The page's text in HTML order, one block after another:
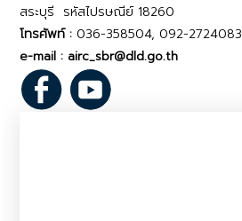
สระบุรี รหัสไปรษณีย์ 18260
โทรศัพท์ : 036-358504, 092-2724083
e-mail : airc_sbr@dld.go.th